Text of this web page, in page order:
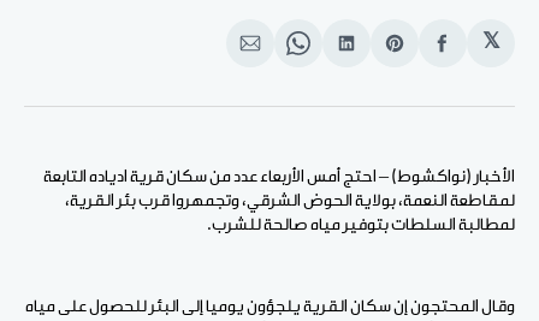
𝕏
انشر
الفيسبوك
Share
Pinterest
انشر
لينكد
Share
WhatsApp
انشر
الإيميل
الأخبار (نواكشوط) – احتج أمس الأربعاء عدد من سكان قرية ادياده التابعة
لمقاطعة النعمة، بولاية الحوض الشرقي، وتجمهروا قرب بئر القرية،
لمطالبة السلطات بتوفير مياه صالحة للشرب.
وقال المحتجون إن سكان القرية يلجؤون يوميا إلى البئر للحصول على مياه